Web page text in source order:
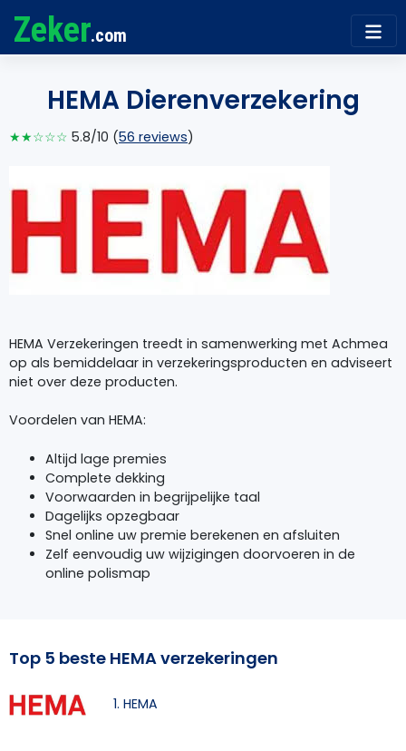
Zeker.com
HEMA Dierenverzekering
★★☆☆☆ 5.8/10 (56 reviews)
HEMA Verzekeringen treedt in samenwerking met Achmea
op als bemiddelaar in verzekeringsproducten en adviseert
niet over deze producten.
Voordelen van HEMA:
Altijd lage premies
Complete dekking
Voorwaarden in begrijpelijke taal
Dagelijks opzegbaar
Snel online uw premie berekenen en afsluiten
Zelf eenvoudig uw wijzigingen doorvoeren in de
online polismap
Top 5 beste HEMA verzekeringen
1. HEMA